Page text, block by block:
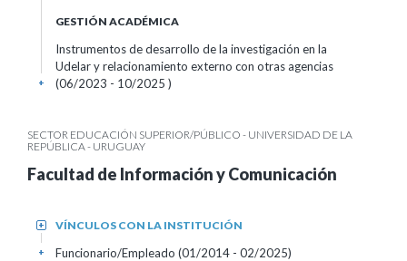
GESTIÓN ACADÉMICA
Instrumentos de desarrollo de la investigación en la
Udelar y relacionamiento externo con otras agencias
(06/2023 - 10/2025 )
+
SECTOR EDUCACIÓN SUPERIOR/PÚBLICO - UNIVERSIDAD DE LA
REPÚBLICA - URUGUAY
Facultad de Información y Comunicación
VÍNCULOS CON LA INSTITUCIÓN
+
Funcionario/Empleado (01/2014 - 02/2025)
+